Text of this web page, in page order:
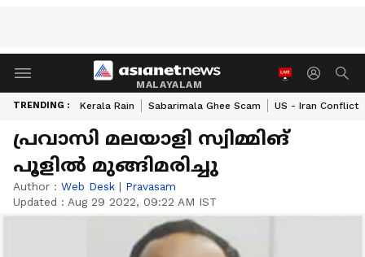
MALAYALAM
TRENDING : Kerala Rain Sabarimala Ghee Scam US - Iran Conflict
പ്രവാസി മലയാളി സ്വിമ്മിങ്
പൂളില്‍ മുങ്ങിമരിച്ചു
Author : Web Desk | Pravasam
Updated : Aug 29 2022, 09:22 AM IST